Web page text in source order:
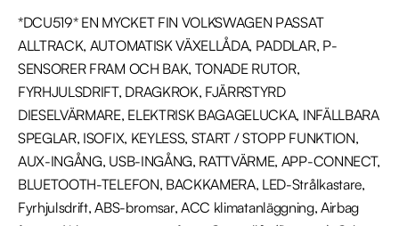
*DCU519* EN MYCKET FIN VOLKSWAGEN PASSAT
ALLTRACK, AUTOMATISK VÄXELLÅDA, PADDLAR, P-
SENSORER FRAM OCH BAK, TONADE RUTOR,
FYRHJULSDRIFT, DRAGKROK, FJÄRRSTYRD
DIESELVÄRMARE, ELEKTRISK BAGAGELUCKA, INFÄLLBARA
SPEGLAR, ISOFIX, KEYLESS, START / STOPP FUNKTION,
AUX-INGÅNG, USB-INGÅNG, RATTVÄRME, APP-CONNECT,
BLUETOOTH-TELEFON, BACKKAMERA, LED-Strålkastare,
Fyrhjulsdrift, ABS-bromsar, ACC klimatanläggning, Airbag